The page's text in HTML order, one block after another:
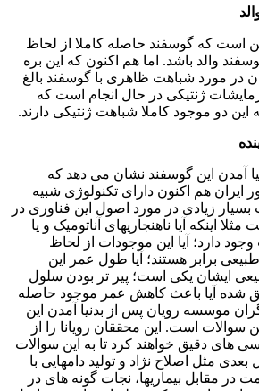
است که گوسفند حاصله کاملا از لحاظ
والد باشد. اما هم اکنون که این بره
در مورد شباهت ظاهری با گوسفند بالغ
ژنتیکی در حال انجام است که
این دو موجود کاملا شباهت ژنتیکی دارند.
آمدن این گوسفند نشان می دهد که
ایران هم اکنون دارای تکنولوژی شبیه
زیادی در مورد اصول این فناوری در
اینکه آیا ناهنجاریهای آناتومیک و یا
دارد؛ آیا این موجودات از لحاظ
طبیعی برابر هستند؛ آیا طول عمر این
ایشان یکی است؛ پیر تر بودن سلول
شده آیا باعث کاهش عمر موجود حاصله
موسسه رویان پس از بدنیا آمدن این
سوالات است. این محققان رویانا را از
های دقیق خواهند کرد تا به این سوالات
مثل اصلاح نژاد و تولید دامهایی با
مقابل بیماریها، نجات گونه های در